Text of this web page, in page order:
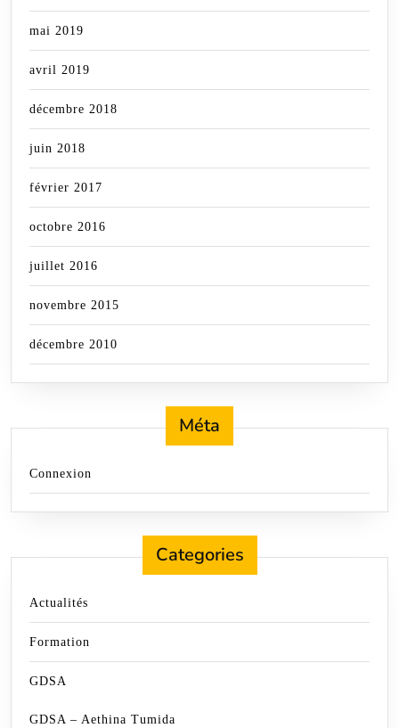
mai 2019
avril 2019
décembre 2018
juin 2018
février 2017
octobre 2016
juillet 2016
novembre 2015
décembre 2010
Méta
Connexion
Categories
Actualités
Formation
GDSA
GDSA – Aethina Tumida